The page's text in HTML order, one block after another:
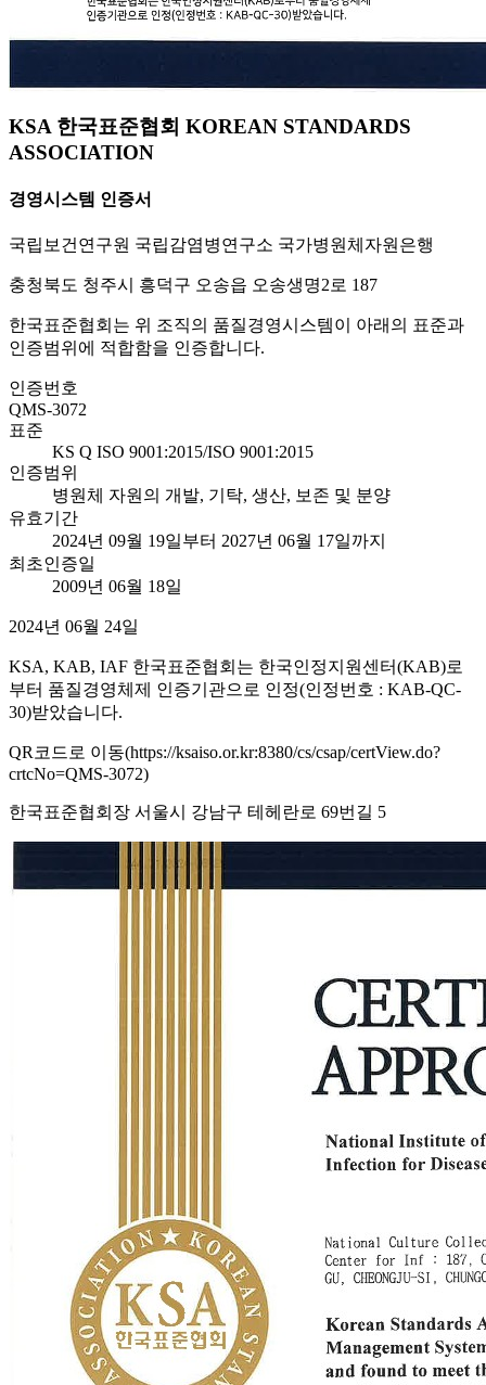
KSA 한국표준협회 KOREAN STANDARDS
ASSOCIATION
경영시스템 인증서
국립보건연구원 국립감염병연구소 국가병원체자원은행
충청북도 청주시 흥덕구 오송읍 오송생명2로 187
한국표준협회는 위 조직의 품질경영시스템이 아래의 표준과
인증범위에 적합함을 인증합니다.
인증번호
QMS-3072
표준
KS Q ISO 9001:2015/ISO 9001:2015
인증범위
병원체 자원의 개발, 기탁, 생산, 보존 및 분양
유효기간
2024년 09월 19일부터 2027년 06월 17일까지
최초인증일
2009년 06월 18일
2024년 06월 24일
KSA, KAB, IAF 한국표준협회는 한국인정지원센터(KAB)로
부터 품질경영체제 인증기관으로 인정(인정번호 : KAB-QC-
30)받았습니다.
QR코드로 이동(https://ksaiso.or.kr:8380/cs/csap/certView.do?
crtcNo=QMS-3072)
한국표준협회장 서울시 강남구 테헤란로 69번길 5